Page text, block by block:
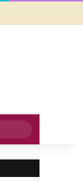
Search
for